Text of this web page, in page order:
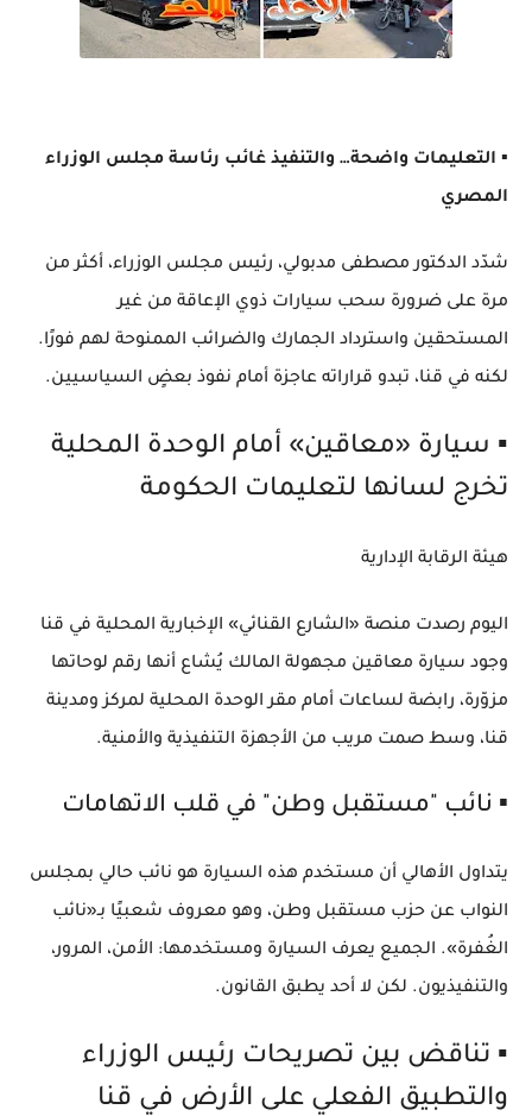
▪️ التعليمات واضحة… والتنفيذ غائب رئاسة مجلس الوزراء
المصري
شدّد الدكتور مصطفى مدبولي، رئيس مجلس الوزراء، أكثر من
مرة على ضرورة سحب سيارات ذوي الإعاقة من غير
المستحقين واسترداد الجمارك والضرائب الممنوحة لهم فورًا.
لكنه في قنا، تبدو قراراته عاجزة أمام نفوذ بعضٍ السياسيين.
▪️ سيارة «معاقين» أمام الوحدة المحلية
تخرج لسانها لتعليمات الحكومة
هيئة الرقابة الإدارية
اليوم رصدت منصة «الشارع القنائي» الإخبارية المحلية في قنا
وجود سيارة معاقين مجهولة المالك يُشاع أنها رقم لوحاتها
مزوّرة، رابضة لساعات أمام مقر الوحدة المحلية لمركز ومدينة
قنا، وسط صمت مريب من الأجهزة التنفيذية والأمنية.
▪️ نائب "مستقبل وطن" في قلب الاتهامات
يتداول الأهالي أن مستخدم هذه السيارة هو نائب حالي بمجلس
النواب عن حزب مستقبل وطن، وهو معروف شعبيًا بـ«نائب
الغُفرة». الجميع يعرف السيارة ومستخدمها: الأمن، المرور،
والتنفيذيون. لكن لا أحد يطبق القانون.
▪️ تناقض بين تصريحات رئيس الوزراء
والتطبيق الفعلي على الأرض في قنا